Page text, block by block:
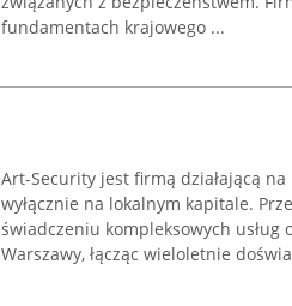
fundamentach krajowego ...
Art-Security jest firmą działającą
wyłącznie na lokalnym kapitale.
świadczeniu kompleksowych
Warszawy, łącząc wieloletnie